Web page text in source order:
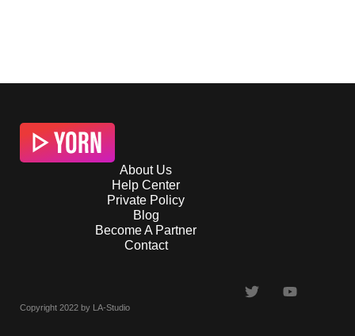
About Us
Help Center
Private Policy
Blog
Become A Partner
Contact
Copyright 2022 by LA-Studio